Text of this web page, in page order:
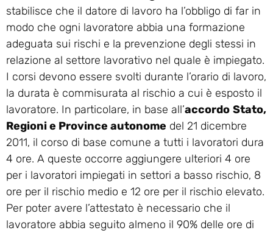
stabilisce che il datore di lavoro ha l’obbligo di far in
modo che ogni lavoratore abbia una formazione
adeguata sui rischi e la prevenzione degli stessi in
relazione al settore lavorativo nel quale è impiegato.
I corsi devono essere svolti durante l’orario di lavoro,
la durata è commisurata al rischio a cui è esposto il
lavoratore. In particolare, in base all’accordo Stato,
Regioni e Province autonome del 21 dicembre
2011, il corso di base comune a tutti i lavoratori dura
4 ore. A queste occorre aggiungere ulteriori 4 ore
per i lavoratori impiegati in settori a basso rischio, 8
ore per il rischio medio e 12 ore per il rischio elevato.
Per poter avere l’attestato è necessario che il
lavoratore abbia seguito almeno il 90% delle ore di